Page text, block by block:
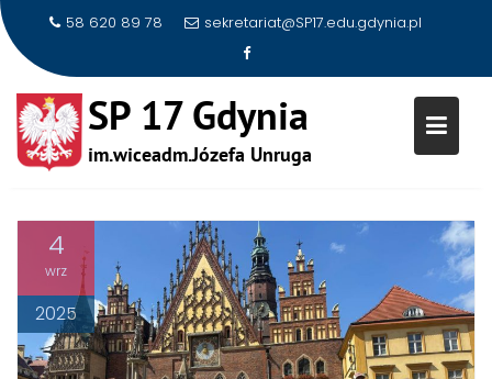
content
58 620 89 78 sekretariat@SP17.edu.gdynia.pl
EUROWEEK
4
wrz
2025